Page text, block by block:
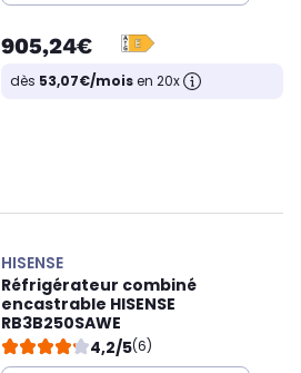
905,24€
dès 53,07€/moisen 20x
HISENSE
Réfrigérateur combiné
encastrable HISENSE
RB3B250SAWE
4,2/5(6)